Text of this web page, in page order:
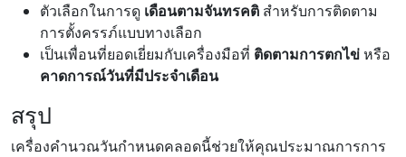
ตัวเลือกในการดู เดือนตามจันทรคติ สำหรับการติดตาม
การตั้งครรภ์แบบทางเลือก
เป็นเพื่อนที่ยอดเยี่ยมกับเครื่องมือที่ ติดตามการตกไข่หรือ
คาดการณ์วันที่มีประจำเดือน
สรุป
เครื่องคำนวณวันกำหนดคลอดนี้ช่วยให้คุณประมาณการการ